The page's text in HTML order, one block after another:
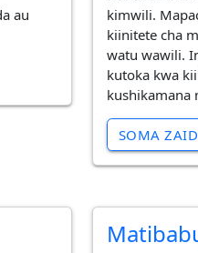
au
kimwili.
kiinitete cha
watu wawili.
kutoka kwa
kushikamana
SOMA